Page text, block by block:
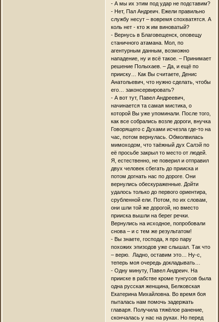
- А мы их этим под удар не подставим?
- Нет, Пал Андреич. Ежели правильно
службу несут – вовремя спохватятся. А
коль нет - кто ж им виноватый?
- Вернусь в Благовещенск, оповещу
станичного атамана. Мол, по
агентурным данным, возможно
нападение, ну и всё такое. – Принимает
решение Полыхаев. – Да, и ещё по
прииску… Как Вы считаете, Денис
Анатольевич, что нужно сделать, чтобы
его… законсервировать?
- А вот тут, Павел Андреевич,
начинается та самая мистика, о
которой Вы уже упоминали. После того,
как все собрались возле дороги, внучка
Говорящего с Духами исчезла где-то на
час, потом вернулась. Обмолвилась
мимоходом, что таёжный дух Салэй по
её просьбе закрыл то место от людей.
Я, естественно, не поверил и отправил
двух человек сбегать до прииска и
потом догнать нас по дороге. Они
вернулись обескураженные. Дойти
удалось только до первого ориентира,
срубленной ели. Потом, по их словам,
они шли той же дорогой, но вместо
прииска вышли на берег речки.
Вернулись на исходное, попробовали
снова – и с тем же результатом!
- Вы знаете, господа, я про пару
похожих эпизодов уже слышал. Так что
– верю. Ладно, оставим это… Ну-с,
теперь моя очередь докладывать…
- Одну минуту, Павел Андреич. На
прииске в рабстве кроме тунгусов была
одна русская женщина, Белковская
Екатерина Михайловна. Во время боя
пыталась нам помочь задержать
главаря. Получила тяжёлое ранение,
скончалась у нас на руках. Но перед